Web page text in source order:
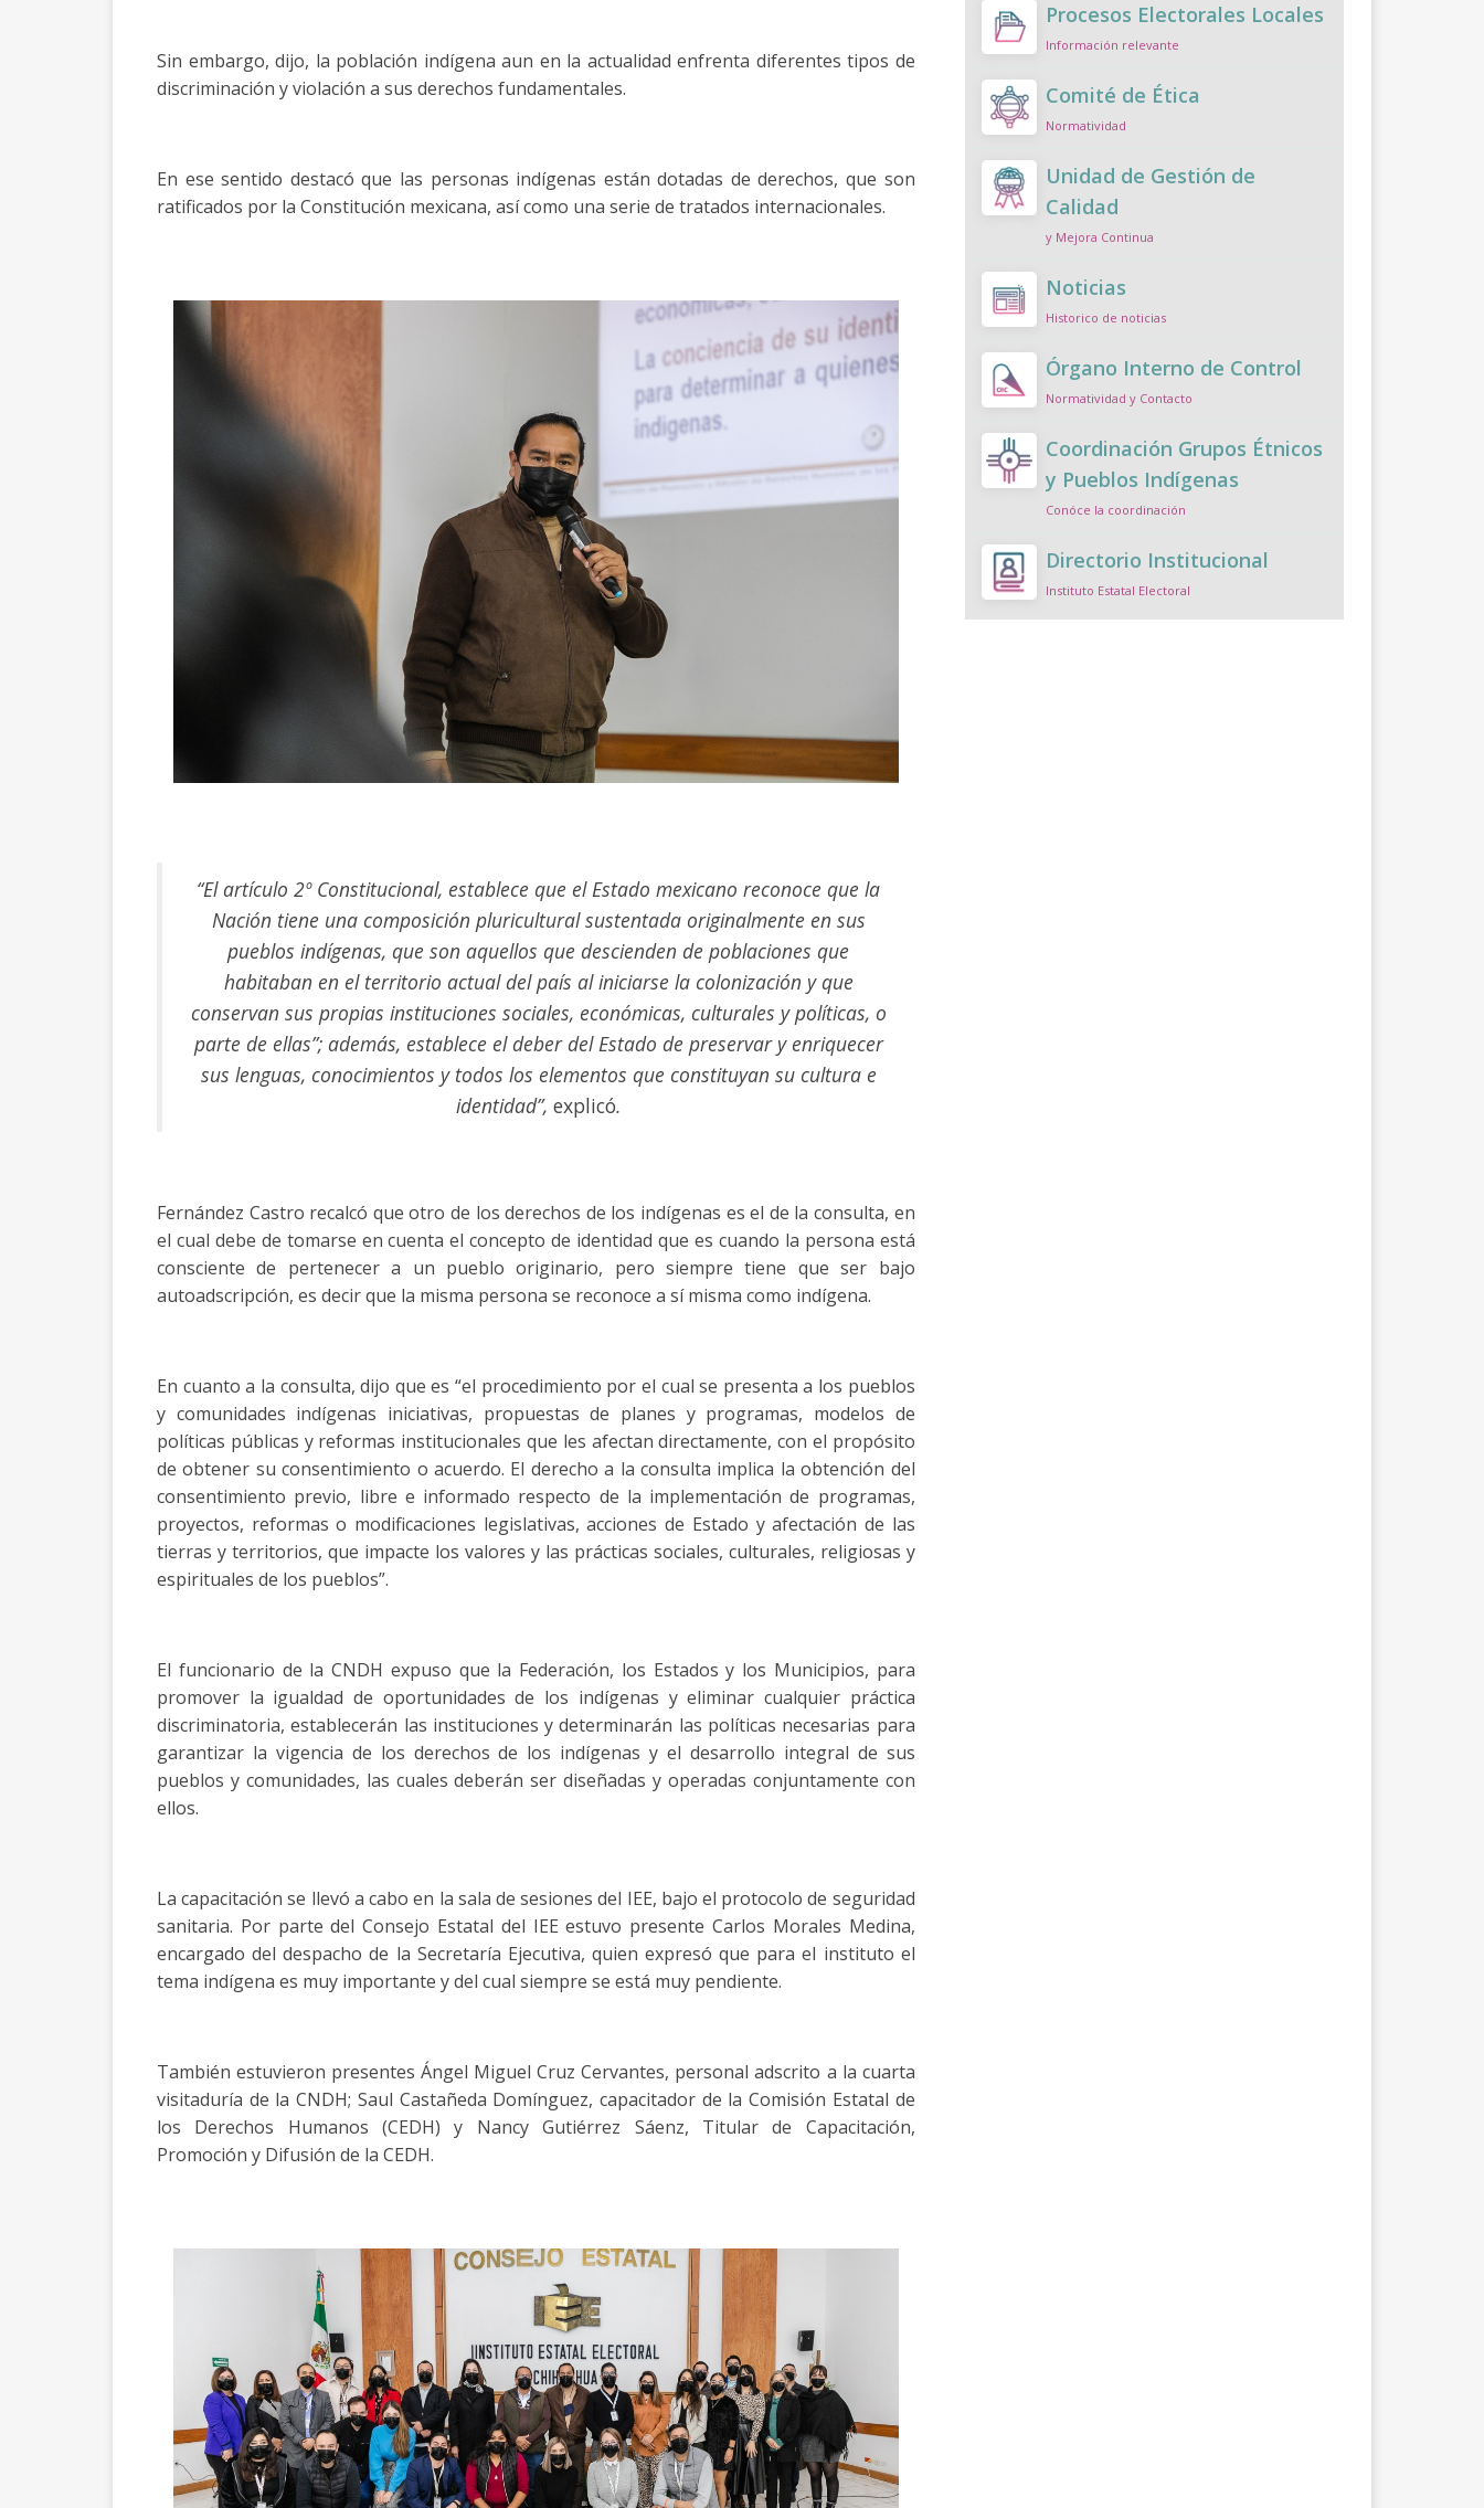
Sin embargo, dijo, la población indígena aun en la actualidad enfrenta diferentes tipos de
discriminación y violación a sus derechos fundamentales.
En ese sentido destacó que las personas indígenas están dotadas de derechos, que son
ratificados por la Constitución mexicana, así como una serie de tratados internacionales.
“El artículo 2º Constitucional, establece que el Estado mexicano reconoce que la
Nación tiene una composición pluricultural sustentada originalmente en sus
pueblos indígenas, que son aquellos que descienden de poblaciones que
habitaban en el territorio actual del país al iniciarse la colonización y que
conservan sus propias instituciones sociales, económicas, culturales y políticas, o
parte de ellas”; además, establece el deber del Estado de preservar y enriquecer
sus lenguas, conocimientos y todos los elementos que constituyan su cultura e
identidad”,explicó.
Fernández Castro recalcó que otro de los derechos de los indígenas es el de la consulta, en
el cual debe de tomarse en cuenta el concepto de identidad que es cuando la persona está
consciente de pertenecer a un pueblo originario, pero siempre tiene que ser bajo
autoadscripción, es decir que la misma persona se reconoce a sí misma como indígena.
En cuanto a la consulta, dijo que es “el procedimiento por el cual se presenta a los pueblos
y comunidades indígenas iniciativas, propuestas de planes y programas, modelos de
políticas públicas y reformas institucionales que les afectan directamente, con el propósito
de obtener su consentimiento o acuerdo. El derecho a la consulta implica la obtención del
consentimiento previo, libre e informado respecto de la implementación de programas,
proyectos, reformas o modificaciones legislativas, acciones de Estado y afectación de las
tierras y territorios, que impacte los valores y las prácticas sociales, culturales, religiosas y
espirituales de los pueblos”.
El funcionario de la CNDH expuso que la Federación, los Estados y los Municipios, para
promover la igualdad de oportunidades de los indígenas y eliminar cualquier práctica
discriminatoria, establecerán las instituciones y determinarán las políticas necesarias para
garantizar la vigencia de los derechos de los indígenas y el desarrollo integral de sus
pueblos y comunidades, las cuales deberán ser diseñadas y operadas conjuntamente con
ellos.
La capacitación se llevó a cabo en la sala de sesiones del IEE, bajo el protocolo de seguridad
sanitaria. Por parte del Consejo Estatal del IEE estuvo presente Carlos Morales Medina,
encargado del despacho de la Secretaría Ejecutiva, quien expresó que para el instituto el
tema indígena es muy importante y del cual siempre se está muy pendiente.
También estuvieron presentes Ángel Miguel Cruz Cervantes, personal adscrito a la cuarta
visitaduría de la CNDH; Saul Castañeda Domínguez, capacitador de la Comisión Estatal de
los Derechos Humanos (CEDH) y Nancy Gutiérrez Sáenz, Titular de Capacitación,
Promoción y Difusión de la CEDH.
Procesos Electorales Locales
Información relevante
Comité de Ética
Normatividad
Unidad de Gestión de
Calidad
y Mejora Continua
Noticias
Historico de noticias
Órgano Interno de Control
Normatividad y Contacto
Coordinación Grupos Étnicos
y Pueblos Indígenas
Conóce la coordinación
Directorio Institucional
Instituto Estatal Electoral